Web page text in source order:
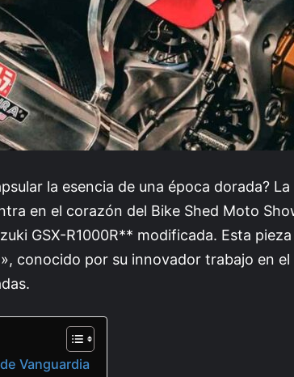
la esencia de una época dorada? La
en el corazón del Bike Shed Moto
GSX-R1000R** modificada. Esta pieza
conocido por su innovador trabajo en el
Vanguardia